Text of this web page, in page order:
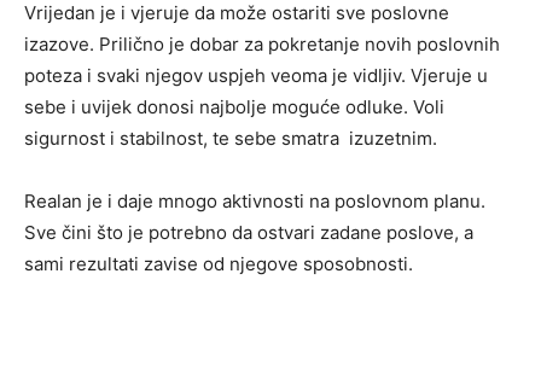
Vrijedan je i vjeruje da može ostariti sve poslovne
izazove. Prilično je dobar za pokretanje novih poslovnih
poteza i svaki njegov uspjeh veoma je vidljiv. Vjeruje u
sebe i uvijek donosi najbolje moguće odluke. Voli
sigurnost i stabilnost, te sebe smatra izuzetnim.
Realan je i daje mnogo aktivnosti na poslovnom planu.
Sve čini što je potrebno da ostvari zadane poslove, a
sami rezultati zavise od njegove sposobnosti.